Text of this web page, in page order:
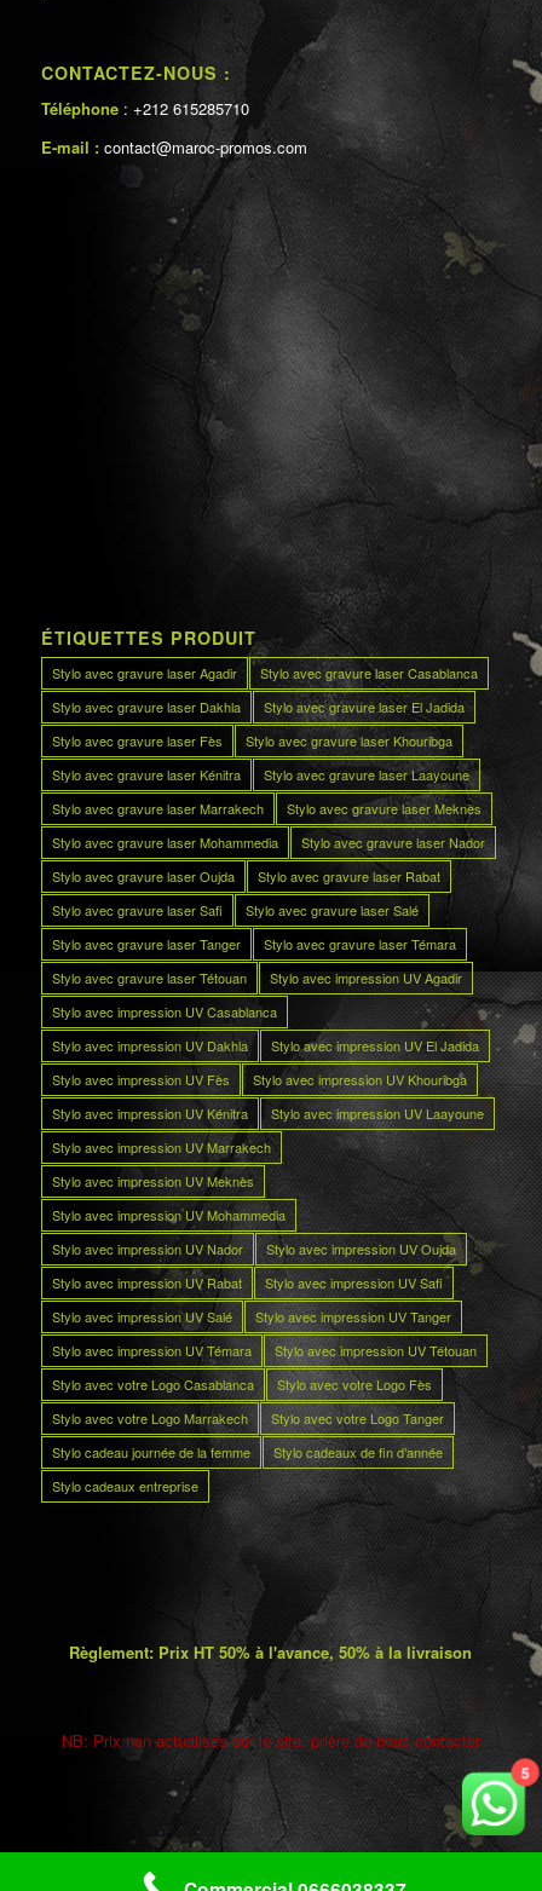
CONTACTEZ-NOUS :
Téléphone : +212 615285710
E-mail : contact@maroc-promos.com
ÉTIQUETTES PRODUIT
Stylo avec gravure laser Agadir
Stylo avec gravure laser Casablanca
Stylo avec gravure laser Dakhla
Stylo avec gravure laser El Jadida
Stylo avec gravure laser Fès
Stylo avec gravure laser Khouribga
Stylo avec gravure laser Kénitra
Stylo avec gravure laser Laayoune
Stylo avec gravure laser Marrakech
Stylo avec gravure laser Meknès
Stylo avec gravure laser Mohammedia
Stylo avec gravure laser Nador
Stylo avec gravure laser Oujda
Stylo avec gravure laser Rabat
Stylo avec gravure laser Safi
Stylo avec gravure laser Salé
Stylo avec gravure laser Tanger
Stylo avec gravure laser Témara
Stylo avec gravure laser Tétouan
Stylo avec impression UV Agadir
Stylo avec impression UV Casablanca
Stylo avec impression UV Dakhla
Stylo avec impression UV El Jadida
Stylo avec impression UV Fès
Stylo avec impression UV Khouribga
Stylo avec impression UV Kénitra
Stylo avec impression UV Laayoune
Stylo avec impression UV Marrakech
Stylo avec impression UV Meknès
Stylo avec impression UV Mohammedia
Stylo avec impression UV Nador
Stylo avec impression UV Oujda
Stylo avec impression UV Rabat
Stylo avec impression UV Safi
Stylo avec impression UV Salé
Stylo avec impression UV Tanger
Stylo avec impression UV Témara
Stylo avec impression UV Tétouan
Stylo avec votre Logo Casablanca
Stylo avec votre Logo Fès
Stylo avec votre Logo Marrakech
Stylo avec votre Logo Tanger
Stylo cadeau journée de la femme
Stylo cadeaux de fin d’année
Stylo cadeaux entreprise
Règlement: Prix HT 50% à l'avance, 50% à la livraison
NB: Prix non actualisés sur le site. prière de nous contacter
5